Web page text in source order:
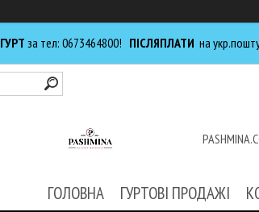
за тел: 0673464800! ПІСЛЯПЛАТИ на
ГОЛОВНА ГУРТОВІ ПРОДАЖІ